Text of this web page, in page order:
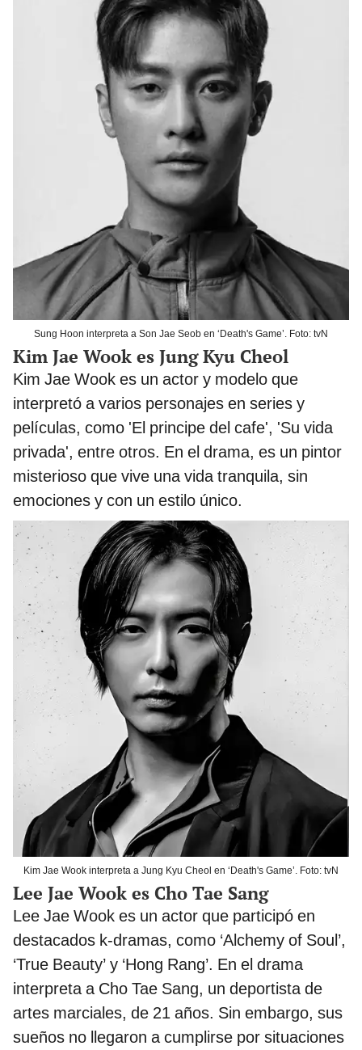
Sung Hoon interpreta a Son Jae Seob en ‘Death's Game’. Foto: tvN
Kim Jae Wook es Jung Kyu Cheol
Kim Jae Wook es un actor y modelo que
interpretó a varios personajes en series y
películas, como 'El principe del cafe', 'Su vida
privada', entre otros. En el drama, es un pintor
misterioso que vive una vida tranquila, sin
emociones y con un estilo único.
Kim Jae Wook interpreta a Jung Kyu Cheol en ‘Death's Game’. Foto: tvN
Lee Jae Wook es Cho Tae Sang
Lee Jae Wook es un actor que participó en
destacados k-dramas, como ‘Alchemy of Soul’,
‘True Beauty’ y ‘Hong Rang’. En el drama
interpreta a Cho Tae Sang, un deportista de
artes marciales, de 21 años. Sin embargo, sus
sueños no llegaron a cumplirse por situaciones